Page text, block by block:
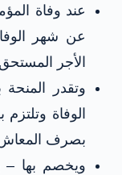
عند وفاة
عن شهر
الأجر
وتقدر المنحة
الوفاة
بصرف
ويخصم بها –